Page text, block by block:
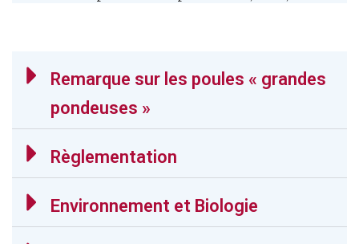
Remarque sur les poules « grandes
pondeuses »
Règlementation
Environnement et Biologie